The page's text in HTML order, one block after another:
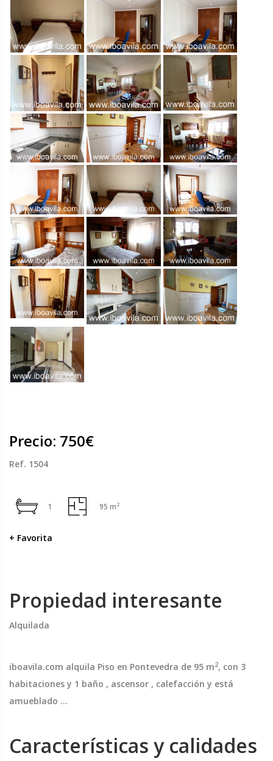
Precio: 750€
Ref. 1504
1 95 m2
+ Favorita
Propiedad interesante
Alquilada
iboavila.com alquila Piso en Pontevedra de 95 m2, con 3
habitaciones y 1 baño , ascensor , calefacción y está
amueblado ...
Características y calidades